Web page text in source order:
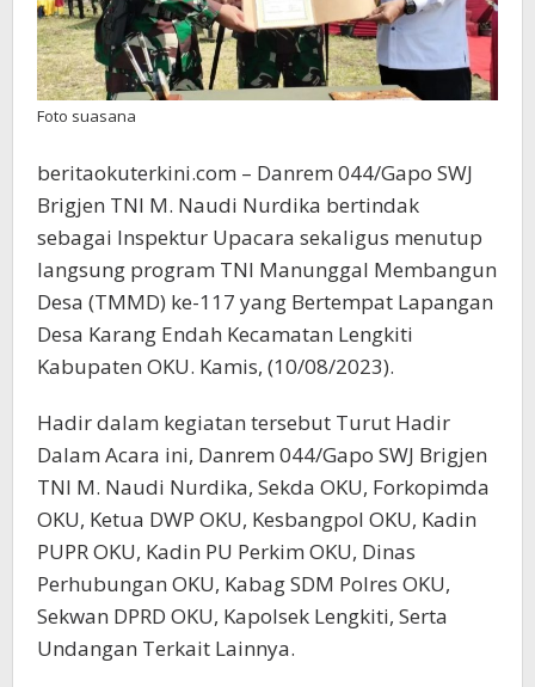
Foto suasana
beritaokuterkini.com – Danrem 044/Gapo SWJ
Brigjen TNI M. Naudi Nurdika bertindak
sebagai Inspektur Upacara sekaligus menutup
langsung program TNI Manunggal Membangun
Desa (TMMD) ke-117 yang Bertempat Lapangan
Desa Karang Endah Kecamatan Lengkiti
Kabupaten OKU. Kamis, (10/08/2023).
Hadir dalam kegiatan tersebut Turut Hadir
Dalam Acara ini, Danrem 044/Gapo SWJ Brigjen
TNI M. Naudi Nurdika, Sekda OKU, Forkopimda
OKU, Ketua DWP OKU, Kesbangpol OKU, Kadin
PUPR OKU, Kadin PU Perkim OKU, Dinas
Perhubungan OKU, Kabag SDM Polres OKU,
Sekwan DPRD OKU, Kapolsek Lengkiti, Serta
Undangan Terkait Lainnya.